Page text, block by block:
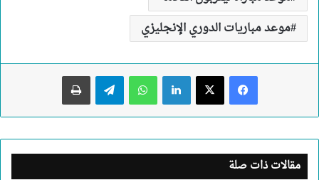
موعد مباريات الدوري الإنجليزي
لينكدإن واتساب تيلقرام طباعة
مقالات ذات صلة